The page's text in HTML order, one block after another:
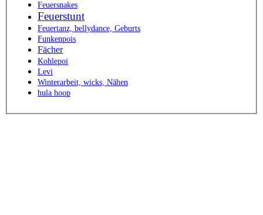
Feuersnakes
Feuerstunt
Feuertanz, bellydance, Geburts
Funkenpois
Fächer
Kohlepoi
Levi
Winterarbeit, wicks, Nähen
hula hoop